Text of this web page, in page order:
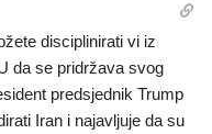
disciplinirati vi iz
da se pridržava svog
predsjednik Trump
Iran i najavljuje da su